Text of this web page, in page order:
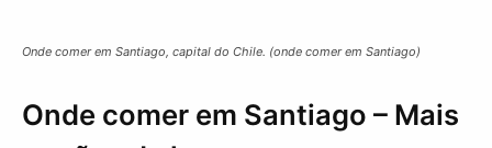
Onde comer em Santiago, capital do Chile. (onde comer em Santiago)
Onde comer em Santiago – Mais